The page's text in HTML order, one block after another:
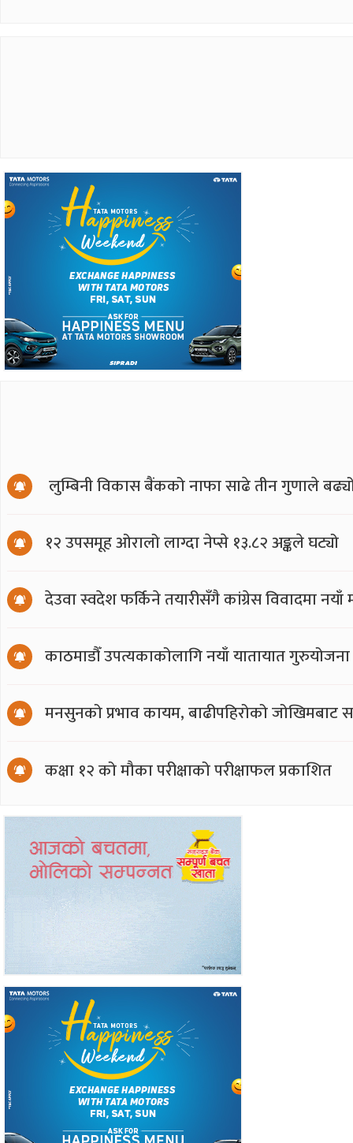
लुम्बिनी विकास बैंकको नाफा साढे तीन गुणाले
१२ उपसमूह ओरालो लाग्दा नेप्से १३.८२ अङ्कले घट्यो
देउवा स्वदेश फर्किने तयारीसँगै कांग्रेस विवादमा
काठमाडौँ उपत्यकाकोलागि नयाँ यातायात
मनसुनको प्रभाव कायम, बाढीपहिरोको जोखिमबाट
कक्षा १२ को मौका परीक्षाको परीक्षाफल प्रकाशित